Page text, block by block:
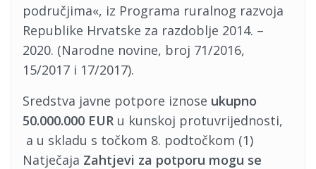
područjima«, iz Programa ruralnog razvoja
Republike Hrvatske za razdoblje 2014. –
2020. (Narodne novine, broj 71/2016,
15/2017 i 17/2017).
Sredstva javne potpore iznose ukupno
50.000.000 EUR u kunskoj protuvrijednosti,
a u skladu s točkom 8. podtočkom (1)
Natječaja Zahtjevi za potporu mogu se